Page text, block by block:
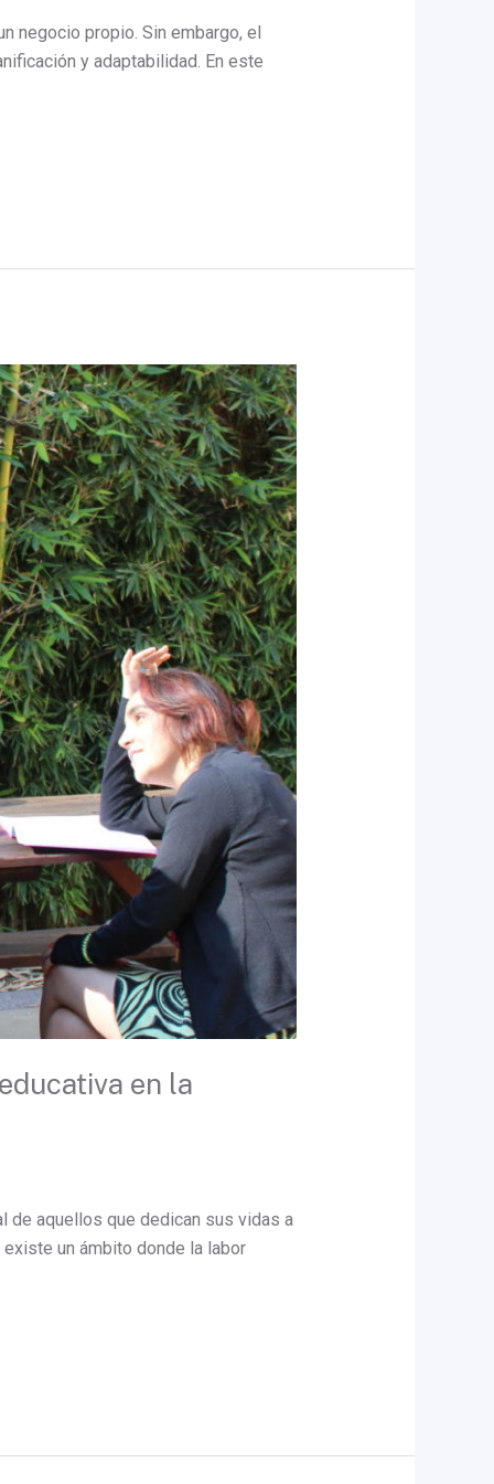
negocio propio. Sin embargo, el
y adaptabilidad. En este
en la
de aquellos que dedican sus vidas a
un ámbito donde la labor